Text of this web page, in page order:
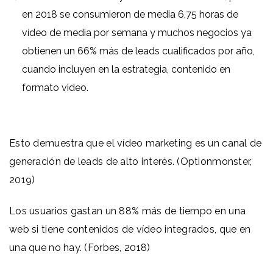
en 2018 se consumieron de media 6,75 horas de
vídeo de media por semana y muchos negocios ya
obtienen un 66% más de leads cualificados por año,
cuando incluyen en la estrategia, contenido en
formato video.
Esto demuestra que el vídeo marketing es un canal de
generación de leads de alto interés. (Optionmonster,
2019)
Los usuarios gastan un 88% más de tiempo en una
web si tiene contenidos de vídeo integrados, que en
una que no hay. (Forbes, 2018)